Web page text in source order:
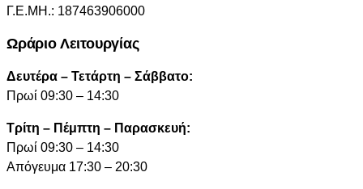
Γ.Ε.ΜΗ.: 187463906000
Ωράριο Λειτουργίας
Δευτέρα – Τετάρτη – Σάββατο:
Πρωί 09:30 – 14:30
Τρίτη – Πέμπτη – Παρασκευή:
Πρωί 09:30 – 14:30
Απόγευμα 17:30 – 20:30